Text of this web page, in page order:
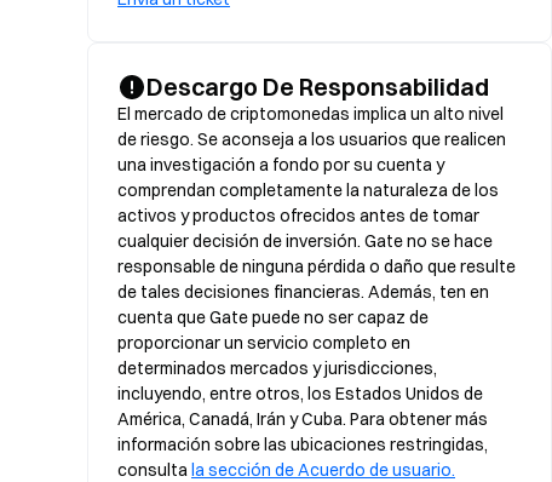
Descargo De Responsabilidad
El mercado de criptomonedas implica un alto nivel
de riesgo. Se aconseja a los usuarios que realicen
una investigación a fondo por su cuenta y
comprendan completamente la naturaleza de los
activos y productos ofrecidos antes de tomar
cualquier decisión de inversión. Gate no se hace
responsable de ninguna pérdida o daño que resulte
de tales decisiones financieras. Además, ten en
cuenta que Gate puede no ser capaz de
proporcionar un servicio completo en
determinados mercados y jurisdicciones,
incluyendo, entre otros, los Estados Unidos de
América, Canadá, Irán y Cuba. Para obtener más
información sobre las ubicaciones restringidas,
consulta la sección de Acuerdo de usuario.